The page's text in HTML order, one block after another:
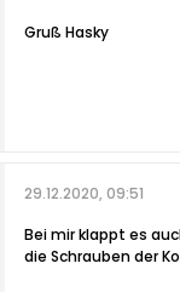
Gruß Hasky
29.12.2020, 09:51
Bei mir klappt es
die Schrauben der